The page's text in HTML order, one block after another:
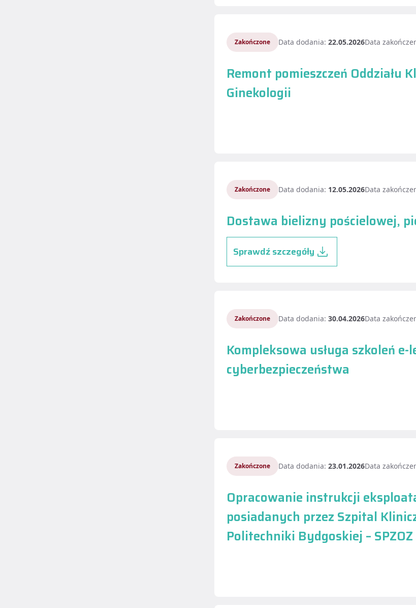
Zakończone Data dodania: 22.05.2026Data
Remont pomieszczeń Oddziału
Ginekologii
Zakończone Data dodania: 12.05.2026Data
Dostawa bielizny pościelowej,
Sprawdź szczegóły
Zakończone Data dodania: 30.04.2026Data
Kompleksowa usługa szkoleń
cyberbezpieczeństwa
Zakończone Data dodania: 23.01.2026Data
Opracowanie instrukcji
posiadanych przez Szpital
Politechniki Bydgoskiej –